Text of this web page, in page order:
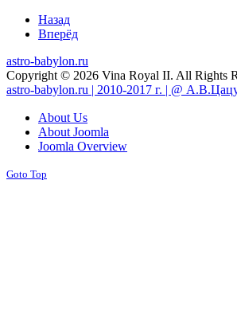
Назад
Вперёд
astro-babylon.ru
Copyright © 2026 Vina Royal II. All Rights
astro-babylon.ru | 2010-2017 г. | @
About Us
About Joomla
Joomla Overview
Goto Top